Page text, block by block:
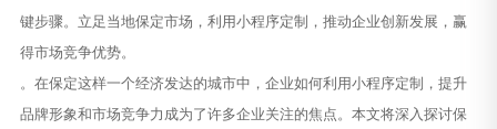
键步骤。立足当地保定市场，利用小程序定制，推动企业创新发展，赢
得市场竞争优势。
。在保定这样一个经济发达的城市中，企业如何利用小程序定制，提升
品牌形象和市场竞争力成为了许多企业关注的焦点。本文将深入探讨保